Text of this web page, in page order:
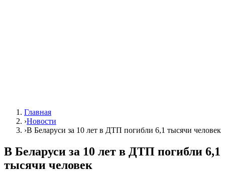
Главная
›Новости
›В Беларуси за 10 лет в ДТП погибли 6,1 тысячи человек
В Беларуси за 10 лет в ДТП погибли 6,1
тысячи человек